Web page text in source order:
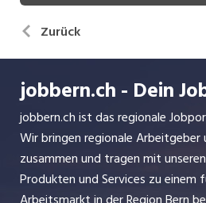
Zurück
jobbern.ch - Dein
jobbern.ch ist das regionale
Wir bringen regionale
zusammen und tragen mit
Produkten und Services zu einem